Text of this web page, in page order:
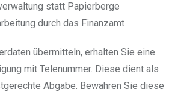
statt Papierberge
durch das Finanzamt
übermitteln, erhalten Sie eine
mit Telenummer. Diese dient als
Abgabe. Bewahren Sie diese